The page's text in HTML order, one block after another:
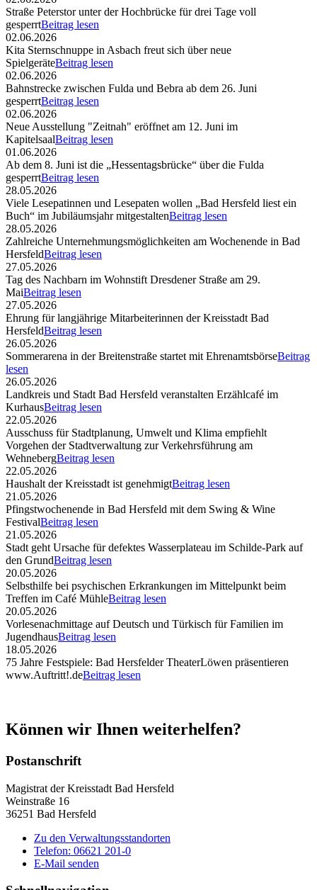
Straße Peterstor unter der Hochbrücke für drei Tage voll
gesperrtBeitrag lesen
02.06.2026
Kita Sternschnuppe in Asbach freut sich über neue
SpielgeräteBeitrag lesen
02.06.2026
Bahnstrecke zwischen Fulda und Bebra ab dem 26. Juni
gesperrtBeitrag lesen
02.06.2026
Neue Ausstellung "Zeitnah" eröffnet am 12. Juni im
KapitelsaalBeitrag lesen
01.06.2026
Ab dem 8. Juni ist die „Hessentagsbrücke“ über die Fulda
gesperrtBeitrag lesen
28.05.2026
Viele Lesepatinnen und Lesepaten wollen „Bad Hersfeld liest ein
Buch“ im Jubiläumsjahr mitgestaltenBeitrag lesen
28.05.2026
Zahlreiche Unternehmungsmöglichkeiten am Wochenende in Bad
HersfeldBeitrag lesen
27.05.2026
Tag des Nachbarn im Wohnstift Dresdener Straße am 29.
MaiBeitrag lesen
27.05.2026
Ehrung für langjährige Mitarbeiterinnen der Kreisstadt Bad
HersfeldBeitrag lesen
26.05.2026
Sommerarena in der Breitenstraße startet mit EhrenamtsbörseBeitrag
lesen
26.05.2026
Landkreis und Stadt Bad Hersfeld veranstalten Erzählcafé im
KurhausBeitrag lesen
22.05.2026
Ausschuss für Stadtplanung, Umwelt und Klima empfiehlt
Vorgehen der Stadtverwaltung zur Verkehrsführung am
WehnebergBeitrag lesen
22.05.2026
Haushalt der Kreisstadt ist genehmigtBeitrag lesen
21.05.2026
Pfingstwochenende in Bad Hersfeld mit dem Swing & Wine
FestivalBeitrag lesen
21.05.2026
Stadt geht Ursache für defektes Wasserplateau im Schilde-Park auf
den GrundBeitrag lesen
20.05.2026
Selbsthilfe bei psychischen Erkrankungen im Mittelpunkt beim
Treffen im Café MühleBeitrag lesen
20.05.2026
Vorlesenachmittage auf Deutsch und Türkisch für Familien im
JugendhausBeitrag lesen
18.05.2026
75 Jahre Festspiele: Bad Hersfelder TheaterLöwen präsentieren
www.Auftritt!.deBeitrag lesen
Können wir Ihnen weiterhelfen?
Postanschrift
Magistrat der Kreisstadt Bad Hersfeld
Weinstraße 16
36251 Bad Hersfeld
Zu den Verwaltungsstandorten
Telefon: 06621 201-0
E-Mail senden